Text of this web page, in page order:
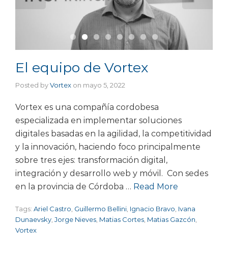
El equipo de Vortex
Posted byVortex on mayo 5, 2022
Vortex es una compañía cordobesa
especializada en implementar soluciones
digitales basadas en la agilidad, la competitividad
y la innovación, haciendo foco principalmente
sobre tres ejes: transformación digital,
integración y desarrollo web y móvil. Con sedes
en la provincia de Córdoba … Read More
Tags: Ariel Castro Guillermo Bellini Ignacio Bravo Ivana
Dunaevsky Jorge Nieves Matias Cortes Matias Gazcón
Vortex